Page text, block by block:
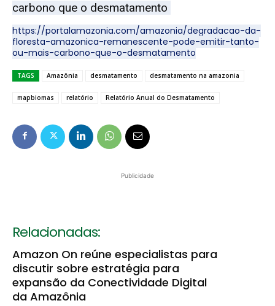
carbono que o desmatamento
https://portalamazonia.com/amazonia/degradacao-da-
floresta-amazonica-remanescente-pode-emitir-tanto-
ou-mais-carbono-que-o-desmatamento
TAGS Amazônia desmatamento desmatamento na amazonia
mapbiomas relatório Relatório Anual do Desmatamento
Publicidade
Relacionadas:
Amazon On reúne especialistas para
discutir sobre estratégia para
expansão da Conectividade Digital
da Amazônia